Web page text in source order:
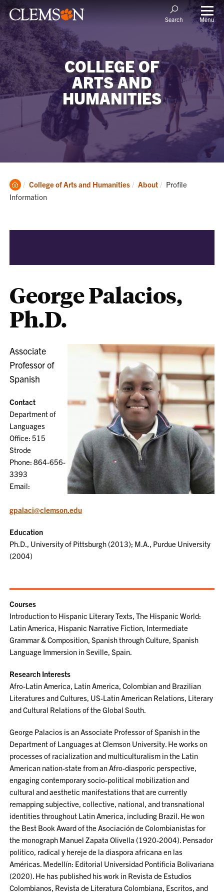
Search Menu
COLLEGE OF
ARTS AND
HUMANITIES
Clemson
Home
College of Arts and Humanities About Current:
Profile
Information
George Palacios,
Ph.D.
Associate
Professor of
Spanish
Contact
Department of
Languages
Office: 515
Strode
Phone: 864-656-
3393
Email:
gpalaci@clemson.edu
Education
Ph.D., University of Pittsburgh (2013); M.A., Purdue University
(2004)
Courses
Introduction to Hispanic Literary Texts, The Hispanic World:
Latin America, Hispanic Narrative Fiction, Intermediate
Grammar & Composition, Spanish through Culture, Spanish
Language Immersion in Seville, Spain.
Research Interests
Afro-Latin America, Latin America, Colombian and Brazilian
Literatures and Cultures, US-Latin American Relations, Literary
and Cultural Relations of the Global South.
George Palacios is an Associate Professor of Spanish in the
Department of Languages at Clemson University. He works on
processes of racialization and multiculturalism in the Latin
American nation-state from an Afro-diasporic perspective,
engaging contemporary socio-political mobilization and
cultural and aesthetic manifestations that are currently
remapping subjective, collective, national, and transnational
identities throughout Latin America, including Brazil. He won
the Best Book Award of the Asociación de Colombianistas for
the monograph Manuel Zapata Olivella (1920-2004). Pensador
politico, radical y hereje de la diaspora africana en las
Américas. Medellín: Editorial Universidad Pontificia Bolivariana
(2020). He has published his work in Revista de Estudios
Colombianos, Revista de Literatura Colombiana, Escritos, and